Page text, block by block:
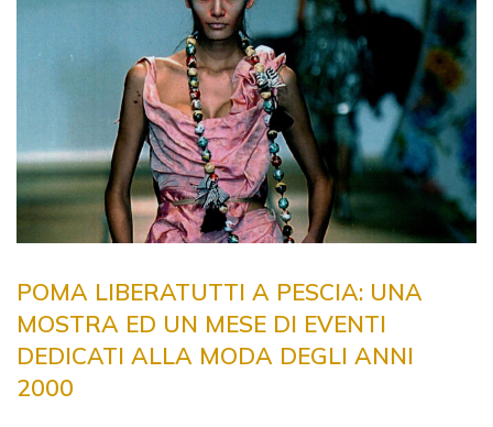
POMA LIBERATUTTI A PESCIA: UNA
MOSTRA ED UN MESE DI EVENTI
DEDICATI ALLA MODA DEGLI ANNI
2000